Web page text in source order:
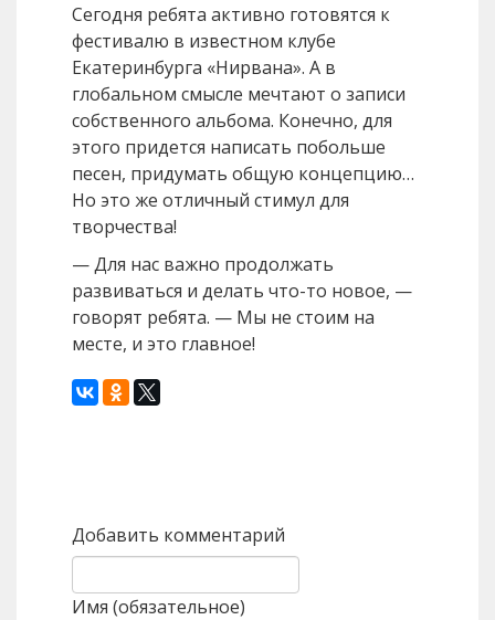
Сегодня ребята активно готовятся к
фестивалю в известном клубе
Екатеринбурга «Нирвана». А в
глобальном смысле мечтают о записи
собственного альбома. Конечно, для
этого придется написать побольше
песен, придумать общую концепцию…
Но это же отличный стимул для
творчества!
— Для нас важно продолжать
развиваться и делать что-то новое, —
говорят ребята. — Мы не стоим на
месте, и это главное!
Добавить комментарий
Имя (обязательное)